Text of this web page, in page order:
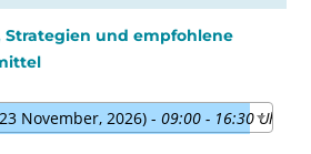
Strategien und empfohlene
November, 2026) -09:00 - 16:30 Uhr